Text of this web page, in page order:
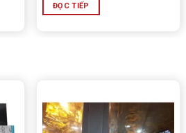
ĐỌC TIẾP